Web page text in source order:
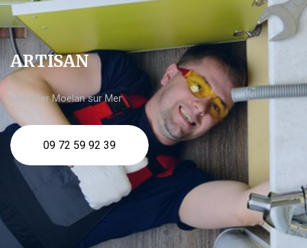
ARTISAN
plombier Moëlan sur Mer
09 72 59 92 39